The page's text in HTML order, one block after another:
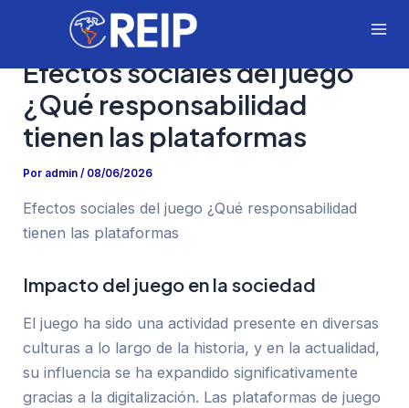
conteúdo
Efectos sociales del juego
¿Qué responsabilidad
tienen las plataformas
Por admin/ 08/06/2026
Efectos sociales del juego ¿Qué responsabilidad
tienen las plataformas
Impacto del juego en la sociedad
El juego ha sido una actividad presente en diversas
culturas a lo largo de la historia, y en la actualidad,
su influencia se ha expandido significativamente
gracias a la digitalización. Las plataformas de juego